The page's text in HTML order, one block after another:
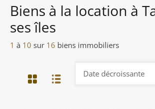
Biens à la location à
ses îles
1 à 10 sur 16 biens immobiliers
Date décroissante